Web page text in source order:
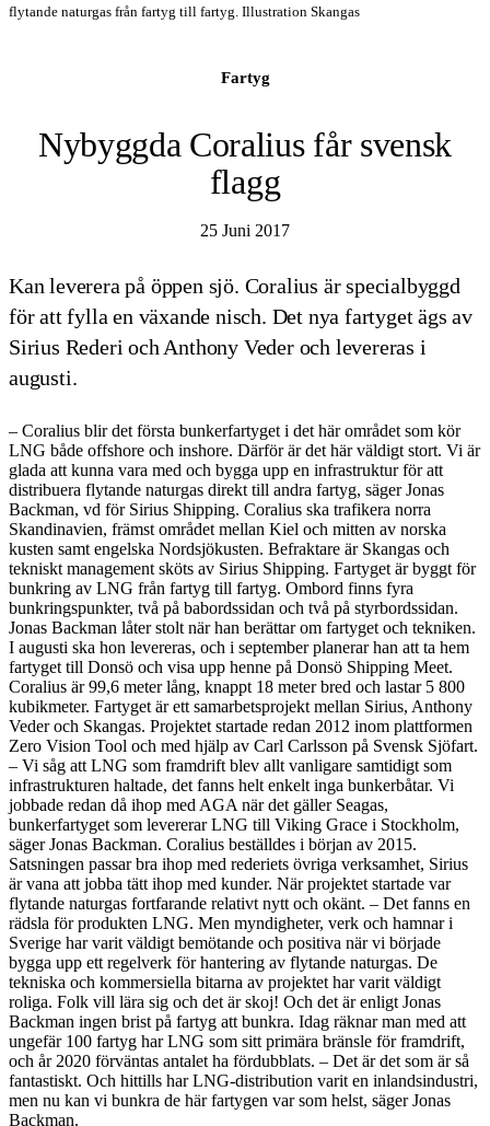
flytande naturgas från fartyg till fartyg. Illustration Skangas
Fartyg
Nybyggda Coralius får svensk
flagg
25 Juni 2017
Kan leverera på öppen sjö. Coralius är specialbyggd
för att fylla en växande nisch. Det nya fartyget ägs av
Sirius Rederi och Anthony Veder och levereras i
augusti.
– Coralius blir det första bunkerfartyget i det här området som kör
LNG både offshore och inshore. Därför är det här väldigt stort. Vi är
glada att kunna vara med och bygga upp en infrastruktur för att
distribuera flytande naturgas direkt till andra fartyg, säger Jonas
Backman, vd för Sirius Shipping. Coralius ska trafikera norra
Skandinavien, främst området mellan Kiel och mitten av norska
kusten samt engelska Nordsjökusten. Befraktare är Skangas och
tekniskt management sköts av Sirius Shipping. Fartyget är byggt för
bunkring av LNG från fartyg till fartyg. Ombord finns fyra
bunkringspunkter, två på babordssidan och två på styrbordssidan.
Jonas Backman låter stolt när han berättar om fartyget och tekniken.
I augusti ska hon levereras, och i september planerar han att ta hem
fartyget till Donsö och visa upp henne på Donsö Shipping Meet.
Coralius är 99,6 meter lång, knappt 18 meter bred och lastar 5 800
kubikmeter. Fartyget är ett samarbetsprojekt mellan Sirius, Anthony
Veder och Skangas. Projektet startade redan 2012 inom plattformen
Zero Vision Tool och med hjälp av Carl Carlsson på Svensk Sjöfart.
– Vi såg att LNG som framdrift blev allt vanligare samtidigt som
infrastrukturen haltade, det fanns helt enkelt inga bunkerbåtar. Vi
jobbade redan då ihop med AGA när det gäller Seagas,
bunkerfartyget som levererar LNG till Viking Grace i Stockholm,
säger Jonas Backman. Coralius beställdes i början av 2015.
Satsningen passar bra ihop med rederiets övriga verksamhet, Sirius
är vana att jobba tätt ihop med kunder. När projektet startade var
flytande naturgas fortfarande relativt nytt och okänt. – Det fanns en
rädsla för produkten LNG. Men myndigheter, verk och hamnar i
Sverige har varit väldigt bemötande och positiva när vi började
bygga upp ett regelverk för hantering av flytande naturgas. De
tekniska och kommersiella bitarna av projektet har varit väldigt
roliga. Folk vill lära sig och det är skoj! Och det är enligt Jonas
Backman ingen brist på fartyg att bunkra. Idag räknar man med att
ungefär 100 fartyg har LNG som sitt primära bränsle för framdrift,
och år 2020 förväntas antalet ha fördubblats. – Det är det som är så
fantastiskt. Och hittills har LNG-distribution varit en inlandsindustri,
men nu kan vi bunkra de här fartygen var som helst, säger Jonas
Backman.